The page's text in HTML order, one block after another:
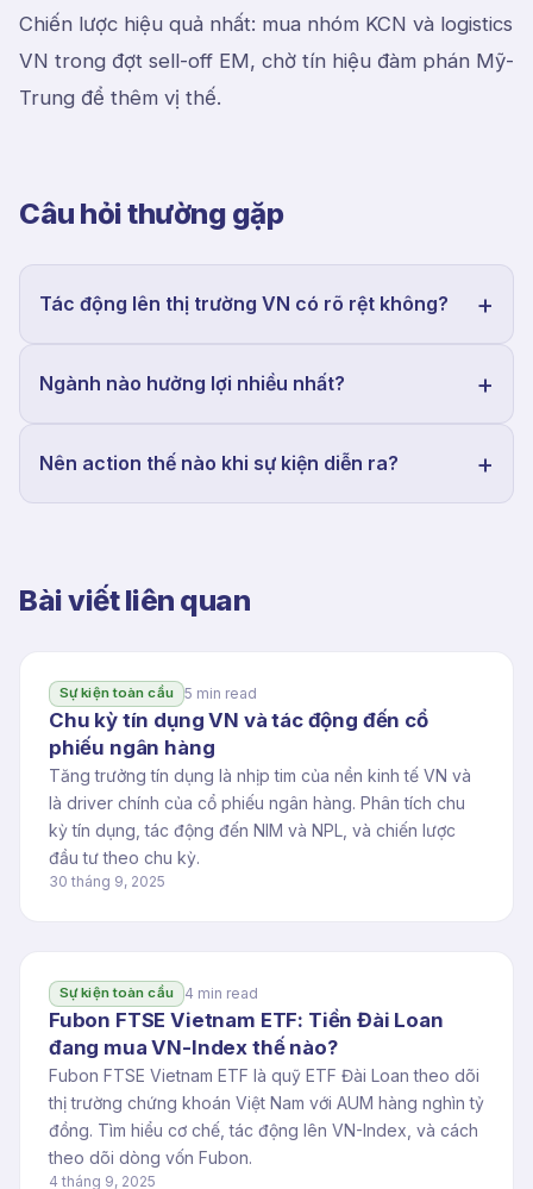
Chiến lược hiệu quả nhất: mua nhóm KCN và logistics
VN trong đợt sell-off EM, chờ tín hiệu đàm phán Mỹ-
Trung để thêm vị thế.
Câu hỏi thường gặp
Tác động lên thị trường VN có rõ rệt không?
Ngành nào hưởng lợi nhiều nhất?
Nên action thế nào khi sự kiện diễn ra?
Bài viết liên quan
Sự kiện toàn cầu 5 min read
Chu kỳ tín dụng VN và tác động đến cổ
phiếu ngân hàng
Tăng trưởng tín dụng là nhịp tim của nền kinh tế VN và
là driver chính của cổ phiếu ngân hàng. Phân tích chu
kỳ tín dụng, tác động đến NIM và NPL, và chiến lược
đầu tư theo chu kỳ.
30 tháng 9, 2025
Sự kiện toàn cầu 4 min read
Fubon FTSE Vietnam ETF: Tiền Đài Loan
đang mua VN-Index thế nào?
Fubon FTSE Vietnam ETF là quỹ ETF Đài Loan theo dõi
thị trường chứng khoán Việt Nam với AUM hàng nghìn tỷ
đồng. Tìm hiểu cơ chế, tác động lên VN-Index, và cách
theo dõi dòng vốn Fubon.
4 tháng 9, 2025